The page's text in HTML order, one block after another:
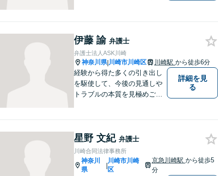
ブルに対応可能。【明確な料
金体系】法律トラブルでお悩
みの方は、お気軽にご相談く
ださい。
伊藤 諭 弁護士
弁護士法人ASK川崎
神奈川県|川崎市川崎区 川崎駅 から徒歩6分
経験から得た多くの引き出し
を駆使して、今後の見通しや
トラブルの本質を見極めご相
詳細を見
る
星野 文紀 弁護士
川崎合同法律事務所
神奈川
県
|
川崎市川崎
区
京急川崎駅 から徒歩5
分